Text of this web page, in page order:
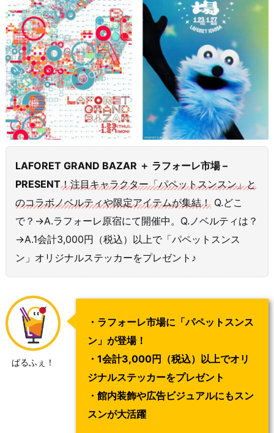
LAFORET GRAND BAZAR ＋ ラフォーレ市場 –
PRESENT！注目キャラクター「パペットスンスン」と
のコラボノベルティや限定アイテムが集結！ Q.どこ
で？→A.ラフォーレ原宿にて開催中。Q.ノベルティは？
→A.1会計3,000円（税込）以上で「パペットスンス
ン」オリジナルステッカーをプレゼント♪
ぱるふぇ！
・ラフォーレ市場に「パペットスンス
ン」が登場！
・1会計3,000円（税込）以上でオリ
ジナルステッカーをプレゼント
・館内装飾や広告ビジュアルにもスン
スンが大活躍